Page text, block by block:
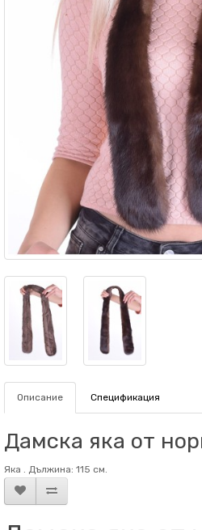
Описание Спецификация
Дамска яка от
Яка . Дължина: 115 см.